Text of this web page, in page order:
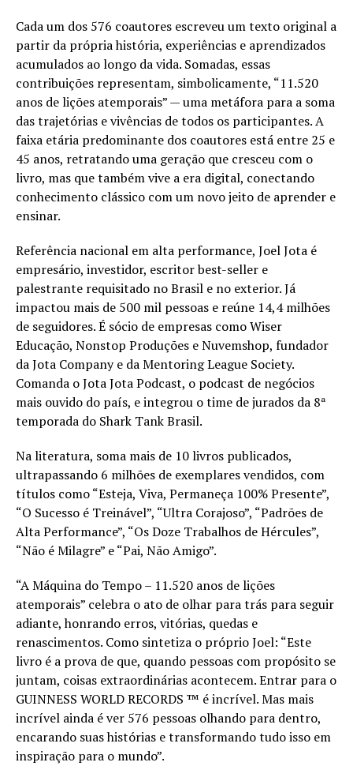
Cada um dos 576 coautores escreveu um texto original a
partir da própria história, experiências e aprendizados
acumulados ao longo da vida. Somadas, essas
contribuições representam, simbolicamente, “11.520
anos de lições atemporais” — uma metáfora para a soma
das trajetórias e vivências de todos os participantes. A
faixa etária predominante dos coautores está entre 25 e
45 anos, retratando uma geração que cresceu com o
livro, mas que também vive a era digital, conectando
conhecimento clássico com um novo jeito de aprender e
ensinar.
Referência nacional em alta performance, Joel Jota é
empresário, investidor, escritor best-seller e
palestrante requisitado no Brasil e no exterior. Já
impactou mais de 500 mil pessoas e reúne 14,4 milhões
de seguidores. É sócio de empresas como Wiser
Educação, Nonstop Produções e Nuvemshop, fundador
da Jota Company e da Mentoring League Society.
Comanda o Jota Jota Podcast, o podcast de negócios
mais ouvido do país, e integrou o time de jurados da 8ª
temporada do Shark Tank Brasil.
Na literatura, soma mais de 10 livros publicados,
ultrapassando 6 milhões de exemplares vendidos, com
títulos como “Esteja, Viva, Permaneça 100% Presente”,
“O Sucesso é Treinável”, “Ultra Corajoso”, “Padrões de
Alta Performance”, “Os Doze Trabalhos de Hércules”,
“Não é Milagre” e “Pai, Não Amigo”.
“A Máquina do Tempo – 11.520 anos de lições
atemporais” celebra o ato de olhar para trás para seguir
adiante, honrando erros, vitórias, quedas e
renascimentos. Como sintetiza o próprio Joel: “Este
livro é a prova de que, quando pessoas com propósito se
juntam, coisas extraordinárias acontecem. Entrar para o
GUINNESS WORLD RECORDS ™ é incrível. Mas mais
incrível ainda é ver 576 pessoas olhando para dentro,
encarando suas histórias e transformando tudo isso em
inspiração para o mundo”.